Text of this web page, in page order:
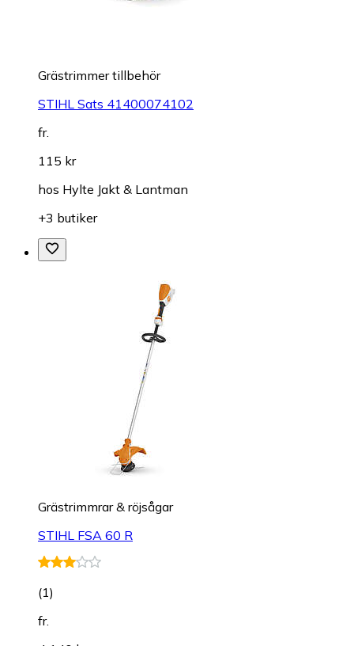
Grästrimmer tillbehör
STIHL Sats 41400074102
fr.
115 kr
hos Hylte Jakt & Lantman
+3 butiker
Grästrimmrar & röjsågar
STIHL FSA 60 R
(1)
fr.